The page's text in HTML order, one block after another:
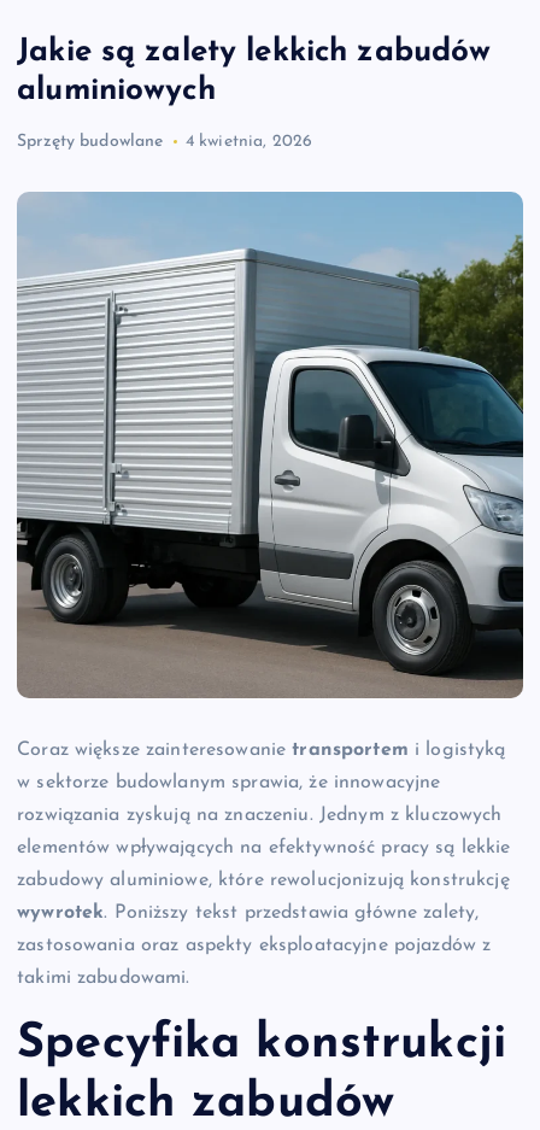
Jakie są zalety lekkich zabudów
aluminiowych
Sprzęty budowlane 4 kwietnia, 2026
Coraz większe zainteresowanietransportem i logistyką
w sektorze budowlanym sprawia, że innowacyjne
rozwiązania zyskują na znaczeniu. Jednym z kluczowych
elementów wpływających na efektywność pracy są lekkie
zabudowy aluminiowe, które rewolucjonizują konstrukcję
wywrotek. Poniższy tekst przedstawia główne zalety,
zastosowania oraz aspekty eksploatacyjne pojazdów z
takimi zabudowami.
Specyfika konstrukcji
lekkich zabudów